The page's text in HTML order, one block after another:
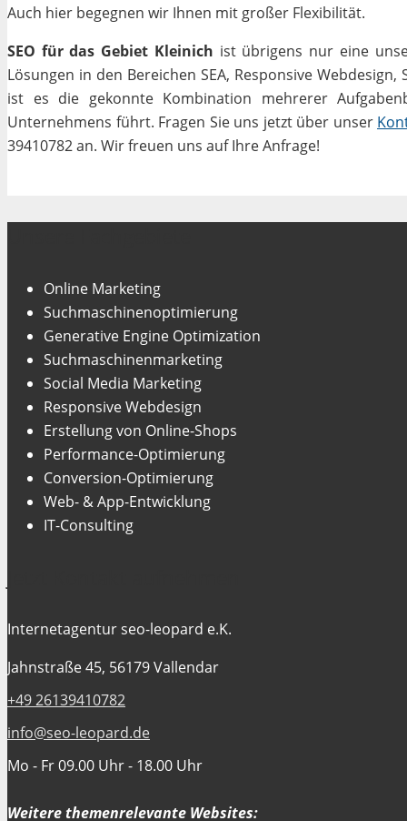
Auch hier begegnen wir Ihnen mit großer Flexibilität.
SEO für das Gebiet Kleinich ist übrigens nur eine
Lösungen in den Bereichen SEA, Responsive
ist es die gekonnte Kombination mehrerer
Unternehmens führt. Fragen Sie uns jetzt über unser
39410782 an. Wir freuen uns auf Ihre Anfrage!
Online Marketing
Suchmaschinenoptimierung
Generative Engine Optimization
Suchmaschinenmarketing
Social Media Marketing
Responsive Webdesign
Erstellung von Online-Shops
Performance-Optimierung
Conversion-Optimierung
Web- & App-Entwicklung
IT-Consulting
Internetagentur seo-leopard e.K.
Jahnstraße 45, 56179 Vallendar
+49 26139410782
info@seo-leopard.de
Mo - Fr 09.00 Uhr - 18.00 Uhr
Weitere themenrelevante Websites: